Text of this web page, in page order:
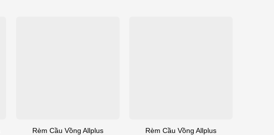
Rèm Cầu Vồng Allplus
Rèm Cầu Vồng Allplus